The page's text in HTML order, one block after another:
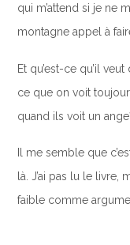
qui m’attend si je ne
montagne appel à
Et qu’est-ce qu’il
ce que on voit
quand ils voit un
Il me semble que
là. J’ai pas lu le livre,
faible comme